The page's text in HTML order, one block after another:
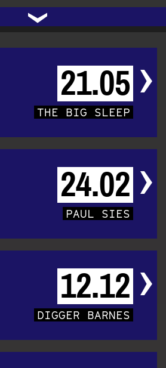
PROGRAMM
ARCHIV
TRANSITTÜR
FACEBOOK
INSTAGRAM
KONTAKT
TRAFO
POLITIK
›
21.05
THE BIG SLEEP
24.02
PAUL SIES
12.12
DIGGER BARNES